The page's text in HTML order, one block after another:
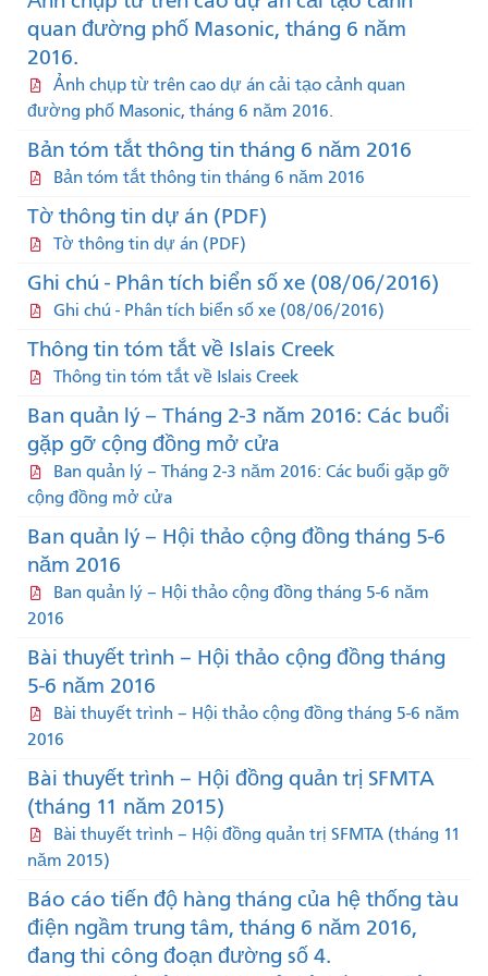
quan đường phố Masonic, tháng 6 năm
2016.
Ảnh chụp từ trên cao dự án cải tạo cảnh quan
đường phố Masonic, tháng 6 năm 2016.
Bản tóm tắt thông tin tháng 6 năm 2016
Bản tóm tắt thông tin tháng 6 năm 2016
Tờ thông tin dự án (PDF)
Tờ thông tin dự án (PDF)
Ghi chú - Phân tích biển số xe (08/06/2016)
Ghi chú - Phân tích biển số xe (08/06/2016)
Thông tin tóm tắt về Islais Creek
Thông tin tóm tắt về Islais Creek
Ban quản lý – Tháng 2-3 năm 2016: Các buổi
gặp gỡ cộng đồng mở cửa
Ban quản lý – Tháng 2-3 năm 2016: Các buổi gặp gỡ
cộng đồng mở cửa
Ban quản lý – Hội thảo cộng đồng tháng 5-6
năm 2016
Ban quản lý – Hội thảo cộng đồng tháng 5-6 năm
2016
Bài thuyết trình – Hội thảo cộng đồng tháng
5-6 năm 2016
Bài thuyết trình – Hội thảo cộng đồng tháng 5-6 năm
2016
Bài thuyết trình – Hội đồng quản trị SFMTA
(tháng 11 năm 2015)
Bài thuyết trình – Hội đồng quản trị SFMTA (tháng 11
năm 2015)
Báo cáo tiến độ hàng tháng của hệ thống tàu
điện ngầm trung tâm, tháng 6 năm 2016,
đang thi công đoạn đường số 4.